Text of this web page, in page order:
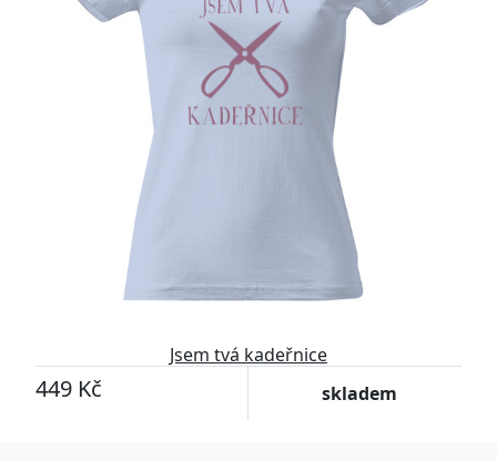
Jsem tvá kadeřnice
449 Kč skladem